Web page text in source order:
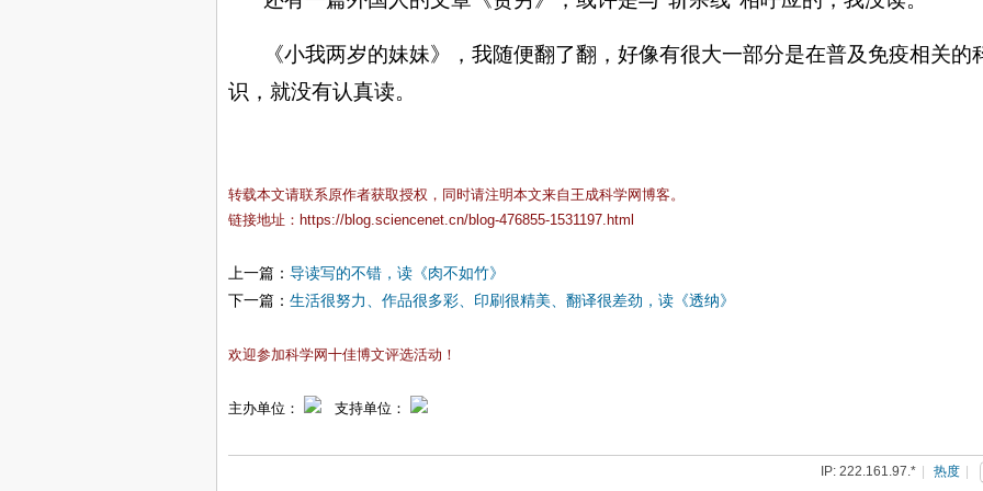
《小我两岁的妹妹》，我随便翻了翻，好像有很大一部分是在普及免疫相关的
识，就没有认真读。
转载本文请联系原作者获取授权，同时请注明本文来自王成科学网博客。
链接地址： https://blog.sciencenet.cn/blog-476855-1531197.html
上一篇： 导读写的不错，读《肉不如竹》
下一篇： 生活很努力、作品很多彩、印刷很精美、翻译很差劲，读《透纳》
欢迎参加科学网十佳博文评选活动！
主办单位： 支持单位：
IP: 222.161.97.* 热度